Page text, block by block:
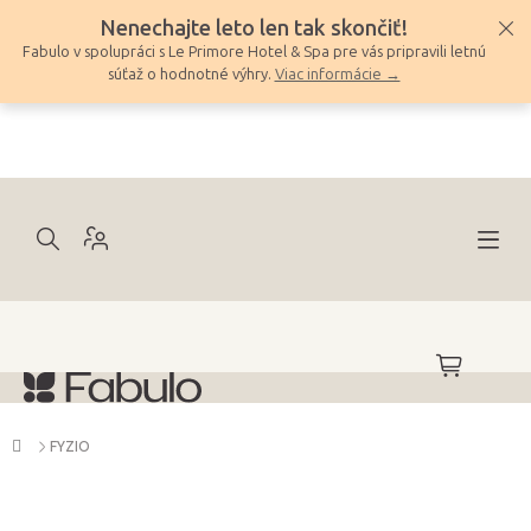
obsah
Nenechajte leto len tak skončiť!
Fabulo v spolupráci s Le Primore Hotel & Spa pre vás pripravili letnú
súťaž o hodnotné výhry. Viac informácie →
NÁKUPNÝ
KOŠÍK
Domov
FYZIO